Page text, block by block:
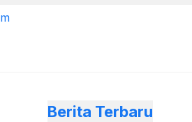
Berita Terbaru